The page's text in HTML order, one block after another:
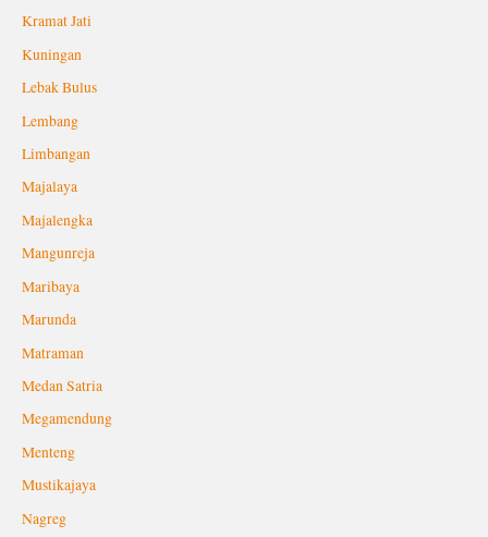
Kramat Jati
Kuningan
Lebak Bulus
Lembang
Limbangan
Majalaya
Majalengka
Mangunreja
Maribaya
Marunda
Matraman
Medan Satria
Megamendung
Menteng
Mustikajaya
Nagreg